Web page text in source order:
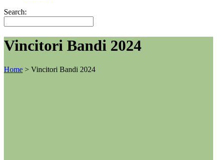
Search:
Vincitori Bandi 2024
Home > Vincitori Bandi 2024